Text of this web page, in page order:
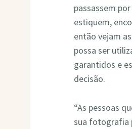
passassem
estiquem,
então vejam
possa ser
garantidos e
decisão.
“As pessoas
sua fotografia